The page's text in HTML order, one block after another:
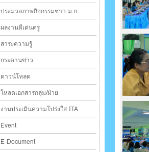
ประมวลภาพกิจกรรมชาว ม.ก.
ผลงานดีเด่นครู
สาระความรู้
กระดานข่าว
ดาวน์โหลด
โหลดเอกสารกลุ่ม/ฝ่าย
งานประเมินความโปร่งใส ITA
Event
E-Document